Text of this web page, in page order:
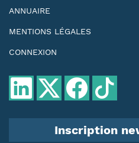
ANNUAIRE
MENTIONS LÉGALES
CONNEXION
Inscription